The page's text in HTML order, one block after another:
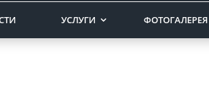
УСЛУГИ ФОТОГАЛЕРЕЯ